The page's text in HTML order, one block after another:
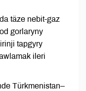
täze nebit-gaz
gorlaryny
tapgyry
ileri
Türkmenistan–